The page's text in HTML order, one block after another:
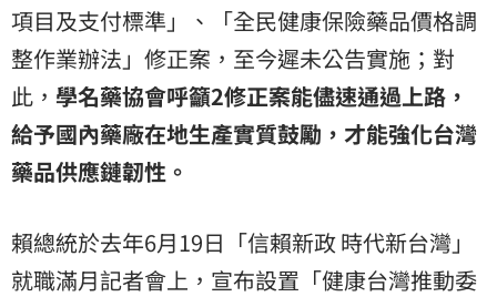
項目及支付標準」、「全民健康保險藥品價格調
整作業辦法」修正案，至今遲未公告實施；對
此， 學名藥協會​呼籲2修正案能儘速通過上路，
給予國內藥廠在地生產實質鼓勵，才能強化台灣
藥品供應鏈韌性。
賴總統於去年6月19日「信賴新政 時代新台灣」
就職滿月記者會上，宣布設置「健康台灣推動委